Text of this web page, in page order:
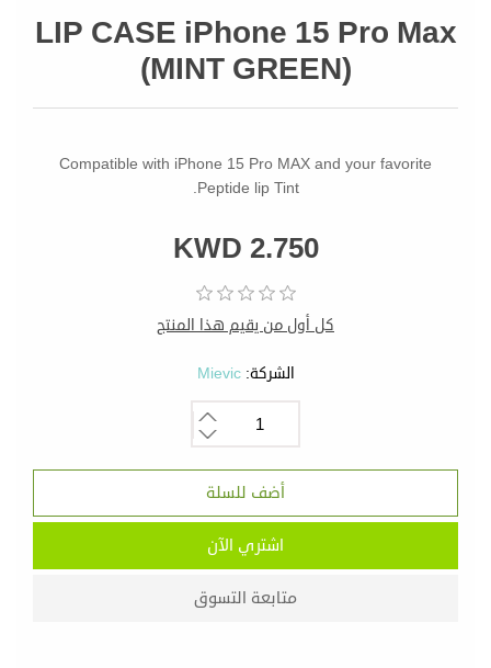
LIP CASE iPhone 15 Pro Max
(MINT GREEN)
Compatible with iPhone 15 Pro MAX and your favorite
Peptide lip Tint.
KWD 2.750
كل أول من يقيم هذا المنتج
الشركة: Mievic